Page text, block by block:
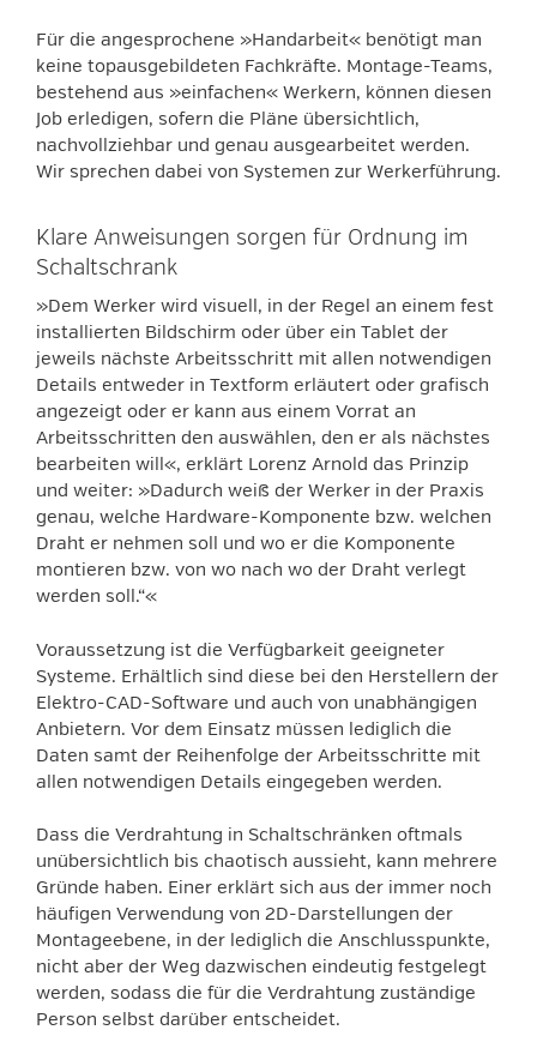
Für die angesprochene »Handarbeit« benötigt man
keine topausgebildeten Fachkräfte. Montage-Teams,
bestehend aus »einfachen« Werkern, können diesen
Job erledigen, sofern die Pläne übersichtlich,
nachvollziehbar und genau ausgearbeitet werden.
Wir sprechen dabei von Systemen zur Werkerführung.
Klare Anweisungen sorgen für Ordnung im
Schaltschrank
»Dem Werker wird visuell, in der Regel an einem fest
installierten Bildschirm oder über ein Tablet der
jeweils nächste Arbeitsschritt mit allen notwendigen
Details entweder in Textform erläutert oder grafisch
angezeigt oder er kann aus einem Vorrat an
Arbeitsschritten den auswählen, den er als nächstes
bearbeiten will«, erklärt Lorenz Arnold das Prinzip
und weiter: »Dadurch weiß der Werker in der Praxis
genau, welche Hardware-Komponente bzw. welchen
Draht er nehmen soll und wo er die Komponente
montieren bzw. von wo nach wo der Draht verlegt
werden soll.“«
Voraussetzung ist die Verfügbarkeit geeigneter
Systeme. Erhältlich sind diese bei den Herstellern der
Elektro-CAD-Software und auch von unabhängigen
Anbietern. Vor dem Einsatz müssen lediglich die
Daten samt der Reihenfolge der Arbeitsschritte mit
allen notwendigen Details eingegeben werden.
Dass die Verdrahtung in Schaltschränken oftmals
unübersichtlich bis chaotisch aussieht, kann mehrere
Gründe haben. Einer erklärt sich aus der immer noch
häufigen Verwendung von 2D-Darstellungen der
Montageebene, in der lediglich die Anschlusspunkte,
nicht aber der Weg dazwischen eindeutig festgelegt
werden, sodass die für die Verdrahtung zuständige
Person selbst darüber entscheidet.